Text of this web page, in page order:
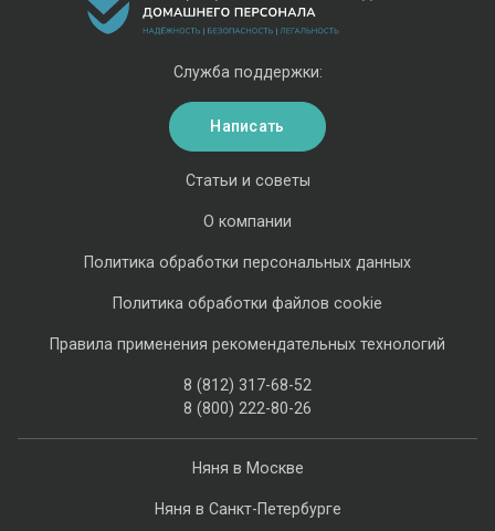
Няня в Москве
Няня в Санкт-Петербурге
Статьи и советы
О компании
Политика обработки персональных данных
Политика обработки файлов cookie
Правила применения рекомендательных технологий
8 (812) 317-68-52
8 (800) 222-80-26
Служба поддержки:
Написать